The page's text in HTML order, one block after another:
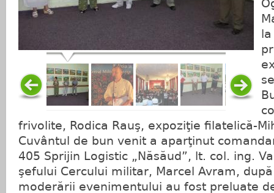
frivolite, Rodica Rauş, expoziţie filatelică-
Cuvântul de bun venit a aparţinut
405 Sprijin Logistic „Năsăud”, lt. col. ing.
şefului Cercului militar, Marcel Avram,
moderării evenimentului au fost preluate